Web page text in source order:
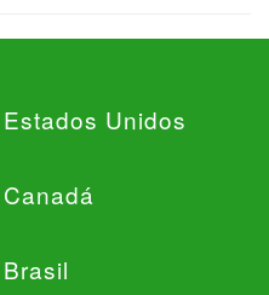
Unidos